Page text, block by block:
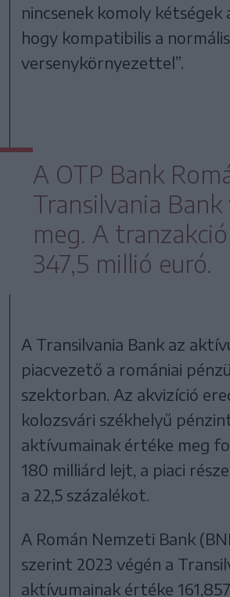
nincsenek komoly kétségek
hogy kompatibilis a normális
versenykörnyezettel”.
A OTP Bank
Transilvania Bank
meg. A
347,5 millió euró.
A Transilvania Bank az
piacvezető a romániai
szektorban. Az akvizíció
kolozsvári székhelyű
aktívumainak értéke meg
180 milliárd lejt, a piaci
a 22,5 százalékot.
A Román Nemzeti Bank
szerint 2023 végén a
aktívumainak értéke